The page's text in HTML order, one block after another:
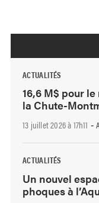
ACTUALITÉS
16,6 M$ pour
la Chute-
13 juillet 2026 à 17h11 -
ACTUALITÉS
Un nouvel
phoques à